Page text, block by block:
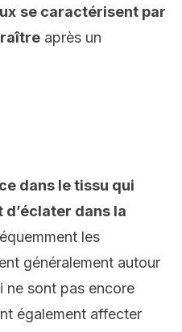
se caractérisent par
après un
dans le tissu qui
d’éclater dans la
les
généralement autour
ne sont pas encore
également affecter